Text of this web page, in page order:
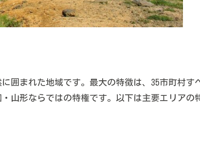
囲まれた地域です。最大の特徴は、35市町村
山形ならではの特権です。以下は主要エリアの